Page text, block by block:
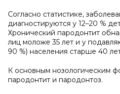
Согласно статистике,
диагностируются у 12–20 %
Хронический пародонтит
лиц моложе 35 лет и у
90 %) населения старше 40
К основным нозологическим
пародонтит и пародонтоз.